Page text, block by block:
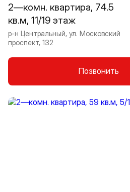
2—комн. квартира, 74.5
кв.м, 11/19 этаж
р-н Центральный, ул. Московский
проспект, 132
Позвонить